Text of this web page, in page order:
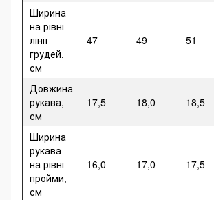
Ширина
на рівні
лінії
грудей,
см
47 49 51
Довжина
рукава,
см
17,5 18,0 18,5
Ширина
рукава
на рівні
пройми,
см
16,0 17,0 17,5